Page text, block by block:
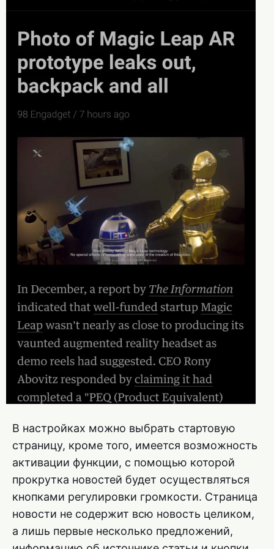
В настройках можно выбрать стартовую
страницу, кроме того, имеется возможность
активации функции, с помощью которой
прокрутка новостей будет осуществляться
кнопками регулировки громкости. Страница
новости не содержит всю новость целиком,
а лишь первые несколько предложений,